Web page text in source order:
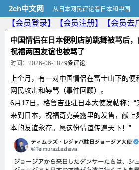
2ch中文网 从日本网民评论看日本和中国
【会员登录】 【会员注册】
【会员去
中国情侣在日本便利店前跳舞被骂后
祝福两国友谊也被骂了
时间：2026-06-18 ⁄9条评论
上个月，有一对中国情侣在富士山下的
网民攻击和辱骂（事件回顾）。
6月17日，格鲁吉亚驻日本大使发帖称：“
来到日本，祝福奇克美露里的发售， 献上
本的友谊永存。愿这份情谊传遍天下！”